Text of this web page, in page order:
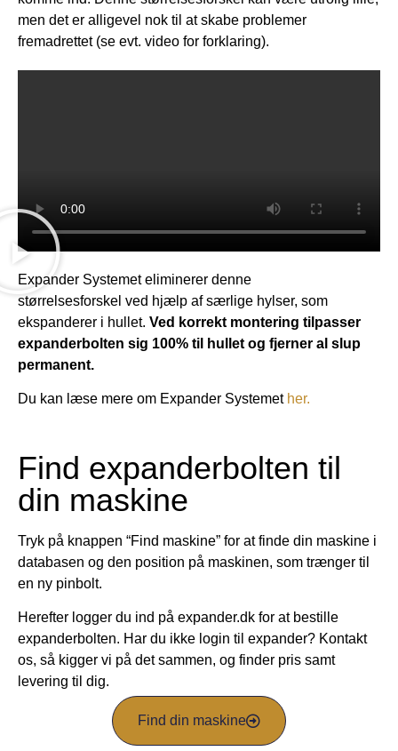
men det er alligevel nok til at skabe problemer
fremadrettet (se evt. video for forklaring).
Expander Systemet eliminerer denne
størrelsesforskel ved hjælp af særlige hylser, som
ekspanderer i hullet. Ved korrekt montering tilpasser
expanderbolten sig 100% til hullet og fjerner al slup
permanent.
Du kan læse mere om Expander Systemet her.
Find expanderbolten til
din maskine
Tryk på knappen “Find maskine” for at finde din maskine i
databasen og den position på maskinen, som trænger til
en ny pinbolt.
Herefter logger du ind på expander.dk for at bestille
expanderbolten. Har du ikke login til expander? Kontakt
os, så kigger vi på det sammen, og finder pris samt
levering til dig.
Find din maskine